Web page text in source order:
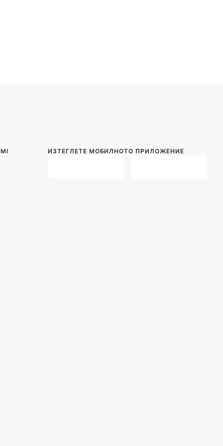
ИЗТЕГЛЕТЕ МОБИЛНОТО ПРИЛОЖЕНИЕ